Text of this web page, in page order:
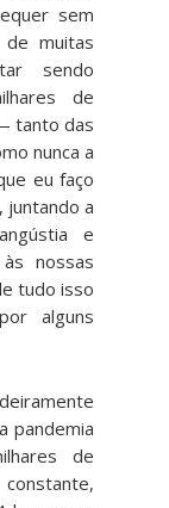
sem
muitas
sendo
de
tanto das
nunca a
eu faço
a
e
nossas
tudo isso
alguns
pandemia
de